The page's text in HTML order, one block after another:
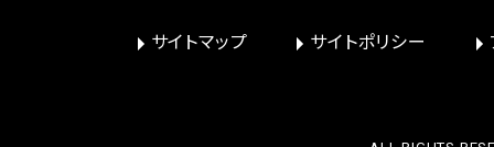
サイトマップ サイトポリシー